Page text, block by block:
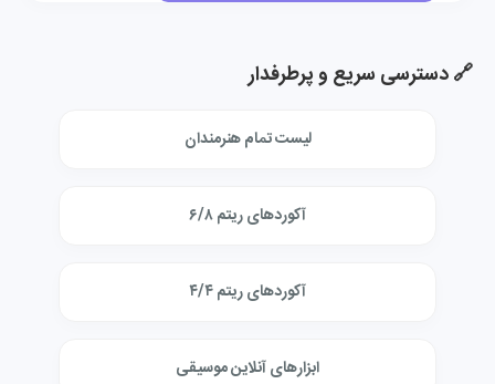
🔗 دسترسی سریع و پرطرفدار
لیست تمام هنرمندان
آکوردهای ریتم ۶/۸
آکوردهای ریتم ۴/۴
ابزارهای آنلاین موسیقی